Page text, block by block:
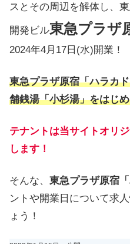
スとその周辺を解体し、
開発ビル東急プラザ
2024年4月17日(水)開業！
東急プラザ原宿「ハラカ
舗銭湯「小杉湯」をはじ
テナントは当サイトオリ
します！
そんな、 東急プラザ原宿「
ントや開業日について求
ょう！